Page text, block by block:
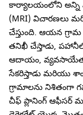
కార్యాలయంలోని అన్ని
(MRI) విచారణలు
చేస్తుంది. ఆయన గ్రామ
తనిఖీ చేస్తాడు,
ఆదాయం,
సేకరిస్తాడు మరియు
గ్రామాలను నిశితంగా
చీఫ్ ప్లానింగ్ ఆఫీసర్